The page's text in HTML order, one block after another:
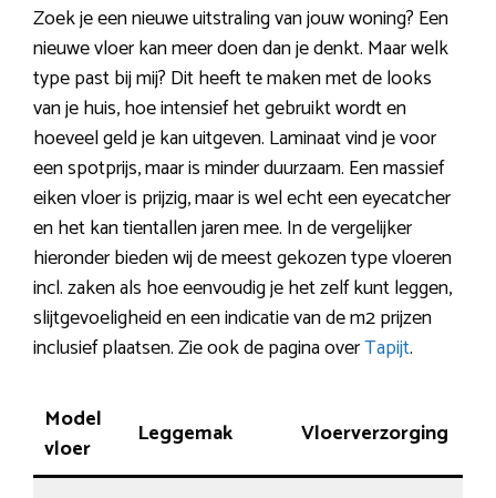
Zoek je een nieuwe uitstraling van jouw woning? Een
nieuwe vloer kan meer doen dan je denkt. Maar welk
type past bij mij? Dit heeft te maken met de looks
van je huis, hoe intensief het gebruikt wordt en
hoeveel geld je kan uitgeven. Laminaat vind je voor
een spotprijs, maar is minder duurzaam. Een massief
eiken vloer is prijzig, maar is wel echt een eyecatcher
en het kan tientallen jaren mee. In de vergelijker
hieronder bieden wij de meest gekozen type vloeren
incl. zaken als hoe eenvoudig je het zelf kunt leggen,
slijtgevoeligheid en een indicatie van de m2 prijzen
inclusief plaatsen. Zie ook de pagina overTapijt.
Model
vloer
Leggemak Vloerverzorging